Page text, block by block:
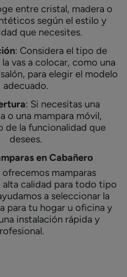
entre cristal, madera o
según el estilo y
que necesites.
: Considera el tipo de
vas a colocar, como una
para elegir el modelo
adecuado.
: Si necesitas una
o una mampara móvil,
de la funcionalidad que
desees.
en Cabañero
ofrecemos mamparas
alta calidad para todo tipo
a seleccionar la
para tu hogar u oficina y
instalación rápida y